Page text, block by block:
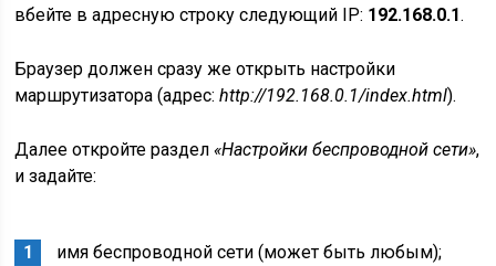
вбейте в адресную строку следующий IP: 192.168.0.1.
Браузер должен сразу же открыть настройки
маршрутизатора (адрес:http://192.168.0.1/index.html).
Далее откройте раздел«Настройки беспроводной сети»,
и задайте:
имя беспроводной сети (может быть любым);